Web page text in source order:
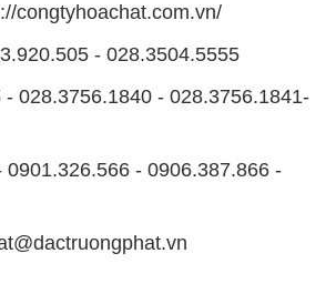
congtyhoachat.com.vn/
- 028.3504.5555
028.3756.1840 - 028.3756.1841-
0901.326.566 - 0906.387.866 -